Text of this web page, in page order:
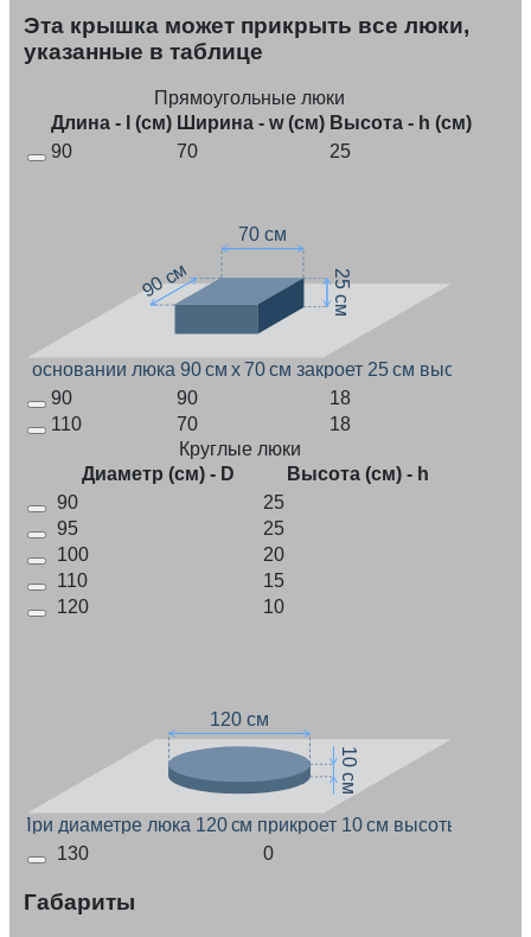
Эта крышка может прикрыть все люки,
указанные в таблице
Прямоугольные люки
Длина - l (см) Ширина - w (см) Высота - h (см)
90
70 25
70 см
25 см
90 см
основании люка 90 см x 70 см закроет 25 см высоты
90 90
18
110
70
18
Круглые люки
Диаметр (см) - D
Высота (см) - h
90
25
95
25
100
20
110
15
120
10
120 см
10 см
При диаметре люка 120 см прикроет 10 см высоты
130 0
Габариты